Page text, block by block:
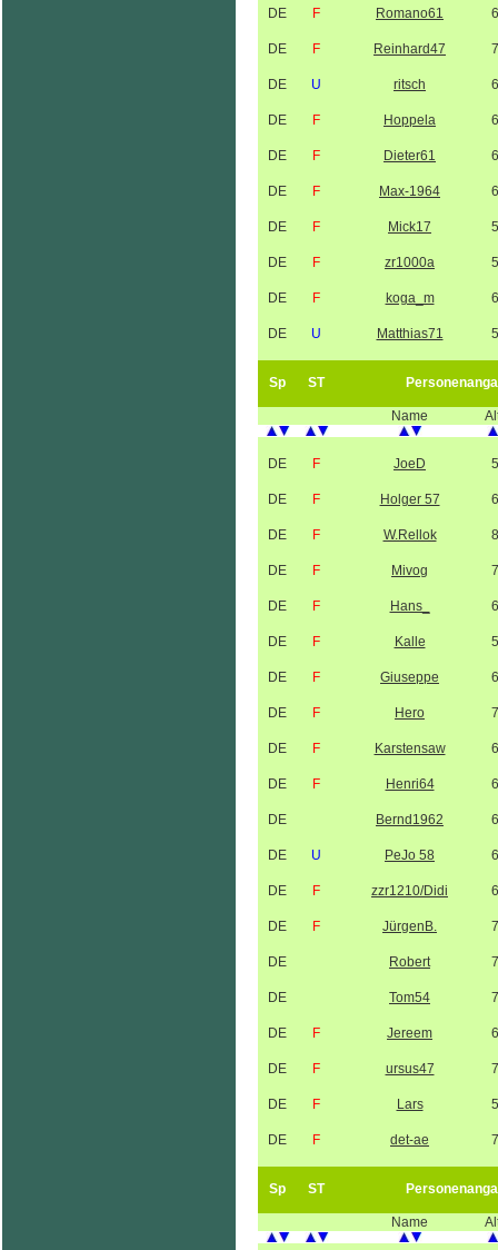
DE F Romano61
DE F Reinhard47
DE U ritsch
DE F Hoppela
DE F Dieter61
DE F Max-1964
DE F Mick17
DE F zr1000a
DE F koga_m
DE U Matthias71
Sp ST
Name
DE F JoeD
DE F Holger 57
DE F W.Rellok
DE F Mivog
DE F Hans_
DE F Kalle
DE F Giuseppe
DE F Hero
DE F Karstensaw
DE F Henri64
DE Bernd1962
DE U PeJo 58
DE F zzr1210/Didi
DE F JürgenB.
DE Robert
DE Tom54
DE F Jereem
DE F ursus47
DE F Lars
DE F det-ae
Sp ST
Name